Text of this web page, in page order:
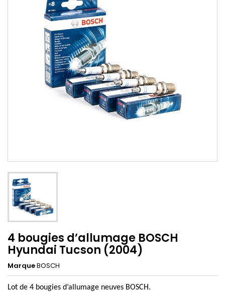
4 bougies d’allumage BOSCH
Hyundai Tucson (2004)
MarqueBOSCH
Lot de 4 bougies d’allumage neuves BOSCH.